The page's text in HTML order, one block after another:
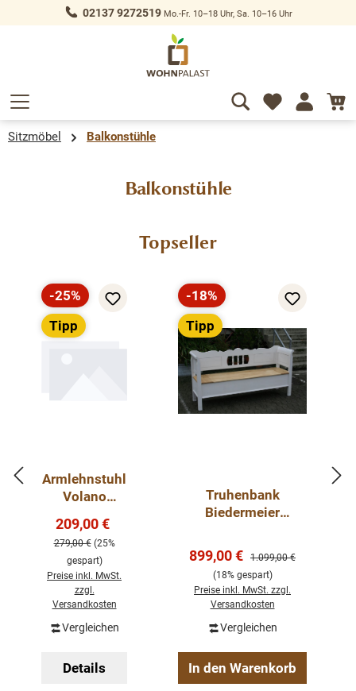
springen 02137 9272519Mo.-Fr. 10–18 Uhr, Sa. 10–16 Uhr
Sitzmöbel Balkonstühle
Balkonstühle
Produktgalerie überspringen
Topseller
Rabatt
-25%
Tipp
Armlehnstuhl
Volano
r - Esszimmer
Stühle
Verkaufspreis:
209,00 €
279,00 € (25%
gespart)
Preise inkl. MwSt.
zzgl.
Versandkosten
Vergleichen
Details
Rabatt
-18%
Tipp
Truhenbank
Biedermeier
Verkaufspreis:
899,00 € Regulärer Preis:
1.099,00 €
(18% gespart)
Preise inkl. MwSt. zzgl.
Versandkosten
Vergleichen
In den Warenkorb